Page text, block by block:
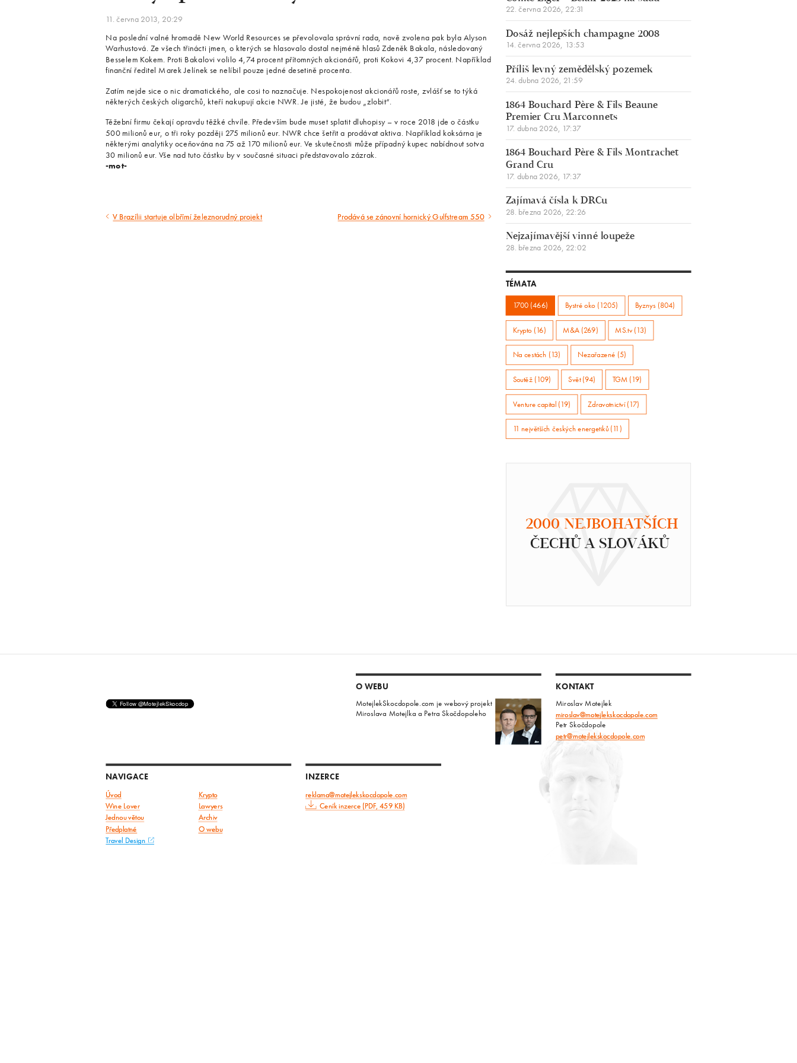
11. června 2013, 20:29
Na poslední valné hromadě New World Resources se převolovala správní rada, nově zvolena pak byla Alyson
Warhustová. Ze všech třinácti jmen, o kterých se hlasovalo dostal nejméně hlasů Zdeněk Bakala, následovaný
Besselem Kokem. Proti Bakalovi volilo 4,74 procent přítomných akcionářů, proti Kokovi 4,37 procent. Například
finanční ředitel Marek Jelínek se nelíbil pouze jedné desetině procenta.
Zatím nejde sice o nic dramatického, ale cosi to naznačuje. Nespokojenost akcionářů roste, zvlášť se to týká
některých českých oligarchů, kteří nakupují akcie NWR. Je jisté, že budou „zlobit“.
Těžební firmu čekají opravdu těžké chvíle. Především bude muset splatit dluhopisy – v roce 2018 jde o částku
500 milionů eur, o tři roky později 275 milionů eur. NWR chce šetřit a prodávat aktiva. Například koksárna je
některými analytiky oceňována na 75 až 170 milionů eur. Ve skutečnosti může případný kupec nabídnout sotva
30 milionů eur. Vše nad tuto částku by v současné situaci představovalo zázrak.
-mot-
Předcházející
V Brazílii startuje olbřímí železnorudný projekt
Následující
Prodává se zánovní hornický Gulfstream 550
22. června 2026, 22:31
Dosáž nejlepších champagne 2008
14. června 2026, 13:53
Příliš levný zemědělský pozemek
24. dubna 2026, 21:59
1864 Bouchard Père & Fils Beaune
Premier Cru Marconnets
17. dubna 2026, 17:37
1864 Bouchard Père & Fils Montrachet
Grand Cru
17. dubna 2026, 17:37
Zajímavá čísla k DRCu
28. března 2026, 22:26
Nejzajímavější vinné loupeže
28. března 2026, 22:02
TÉMATA
1700 (466) Bystré oko (1205) Byznys (804)
Krypto (16) M&A (269) MS.tv (13)
Na cestách (13) Nezařazené (5)
Soutěž (109) Svět (94) TGM (19)
Venture capital (19) Zdravotnictví (17)
11 největších českých energetiků (11)
2000 NEJBOHATŠÍCH
ČECHŮ A SLOVÁKŮ
O WEBU
MotejlekSkocdopole.com je webový projekt
Miroslava Motejlka a Petra Skočdopoleho
KONTAKT
Miroslav Motejlek
miroslav@motejlekskocdopole.com
Petr Skočdopole
petr@motejlekskocdopole.com
NAVIGACE
Úvod Krypto
Wine Lover
Lawyers
Jednou větou
Archiv
Předplatné O webu
Travel Design
INZERCE
reklama@motejlekskocdopole.com
Ceník inzerce (PDF, 459 KB)